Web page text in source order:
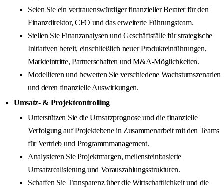
Seien Sie ein vertrauenswürdiger finanzieller Berater für den
Finanzdirektor, CFO und das erweiterte Führungsteam.
Stellen Sie Finanzanalysen und Geschäftsfälle für strategische
Initiativen bereit, einschließlich neuer Produkteinführungen,
Markteintritte, Partnerschaften und M&A-Möglichkeiten.
Modellieren und bewerten Sie verschiedene Wachstumszenarien
und deren finanzielle Auswirkungen.
Umsatz- & Projektcontrolling
Unterstützen Sie die Umsatzprognose und die finanzielle
Verfolgung auf Projektebene in Zusammenarbeit mit den Teams
für Vertrieb und Programmmanagement.
Analysieren Sie Projektmargen, meilensteinbasierte
Umsatzrealisierung und Vorauszahlungsstrukturen.
Schaffen Sie Transparenz über die Wirtschaftlichkeit und die